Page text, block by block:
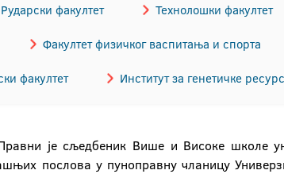
Рударски факултет Технолошки факултет
Факултет физичког васпитања и спорта
факултет Институт за генетичке
је сљедбеник Више и Високе школе
послова у пуноправну чланицу